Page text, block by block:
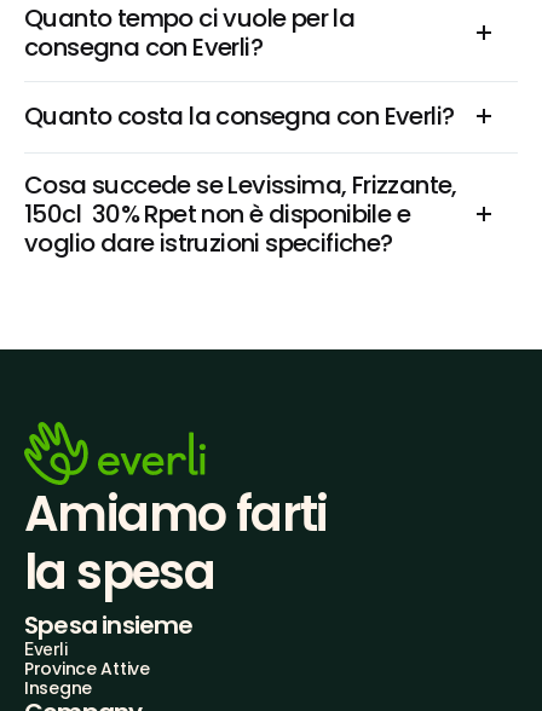
Quanto tempo ci vuole per la
consegna con Everli?
Quanto costa la consegna con Everli?
Cosa succede se Levissima, Frizzante,
150cl  30% Rpet non è disponibile e
voglio dare istruzioni specifiche?
Amiamo farti
la spesa
Spesa insieme
Everli
Province Attive
Insegne